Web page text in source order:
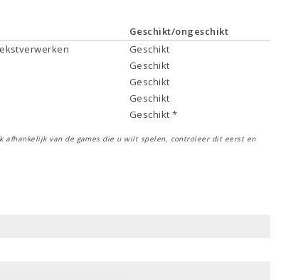
Geschikt/ongeschikt
Geschikt
Geschikt
Geschikt
Geschikt
Geschikt *
afhankelijk van de games die u wilt spelen, controleer dit eerst en